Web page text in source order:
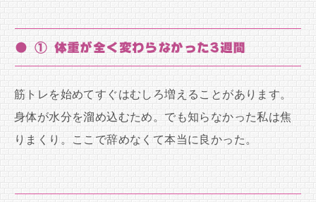
● ① 体重が全く変わらなかった3週間
筋トレを始めてすぐはむしろ増えることがあります。
身体が水分を溜め込むため。でも知らなかった私は焦
りまくり。ここで辞めなくて本当に良かった。